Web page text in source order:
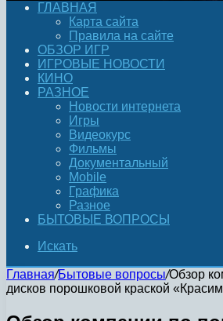
ГЛАВНАЯ
Карта сайта
Правила на сайте
ОБЗОР ИГР
ИГРОВЫЕ НОВОСТИ
КИНО
РАЗНОЕ
Новости интернета
Игры
Видеокурс
Фильмы
Документальный
Mobile
Графика
Разное
БЫТОВЫЕ ВОПРОСЫ
Искать
Главная/Бытовые вопросы/Обзор
дисков порошковой краской